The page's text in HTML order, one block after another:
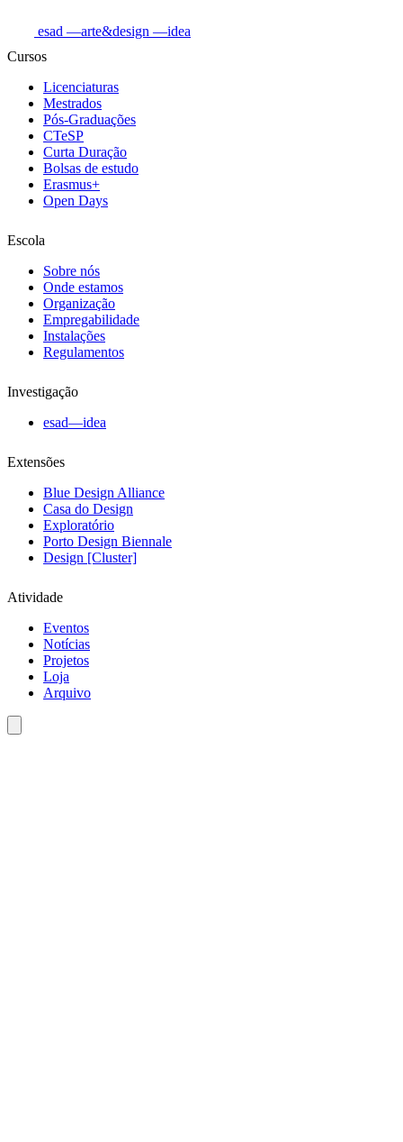
esad —arte&design —idea
Cursos
Licenciaturas
Mestrados
Pós-Graduações
CTeSP
Curta Duração
Bolsas de estudo
Erasmus+
Open Days
Escola
Sobre nós
Onde estamos
Organização
Empregabilidade
Instalações
Regulamentos
Investigação
esad—idea
Extensões
Blue Design Alliance
Casa do Design
Exploratório
Porto Design Biennale
Design [Cluster]
Atividade
Eventos
Notícias
Projetos
Loja
Arquivo